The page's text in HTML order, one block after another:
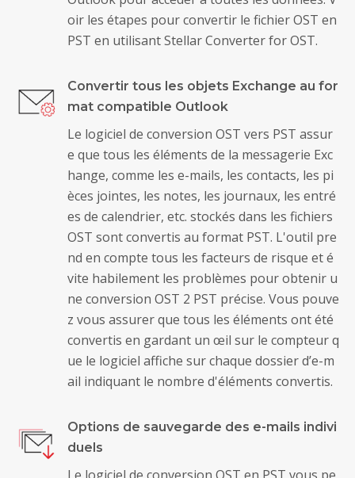
oir les étapes pour convertir le fichier OST en
PST en utilisant Stellar Converter for OST.
Convertir tous les objets Exchange au for
mat compatible Outlook
Le logiciel de conversion OST vers PST assur
e que tous les éléments de la messagerie Exc
hange, comme les e-mails, les contacts, les pi
èces jointes, les notes, les journaux, les entré
es de calendrier, etc. stockés dans les fichiers
OST sont convertis au format PST. L'outil pre
nd en compte tous les facteurs de risque et é
vite habilement les problèmes pour obtenir u
ne conversion OST 2 PST précise. Vous pouve
z vous assurer que tous les éléments ont été
convertis en gardant un œil sur le compteur q
ue le logiciel affiche sur chaque dossier d’e-m
ail indiquant le nombre d'éléments convertis.
Options de sauvegarde des e-mails indivi
duels